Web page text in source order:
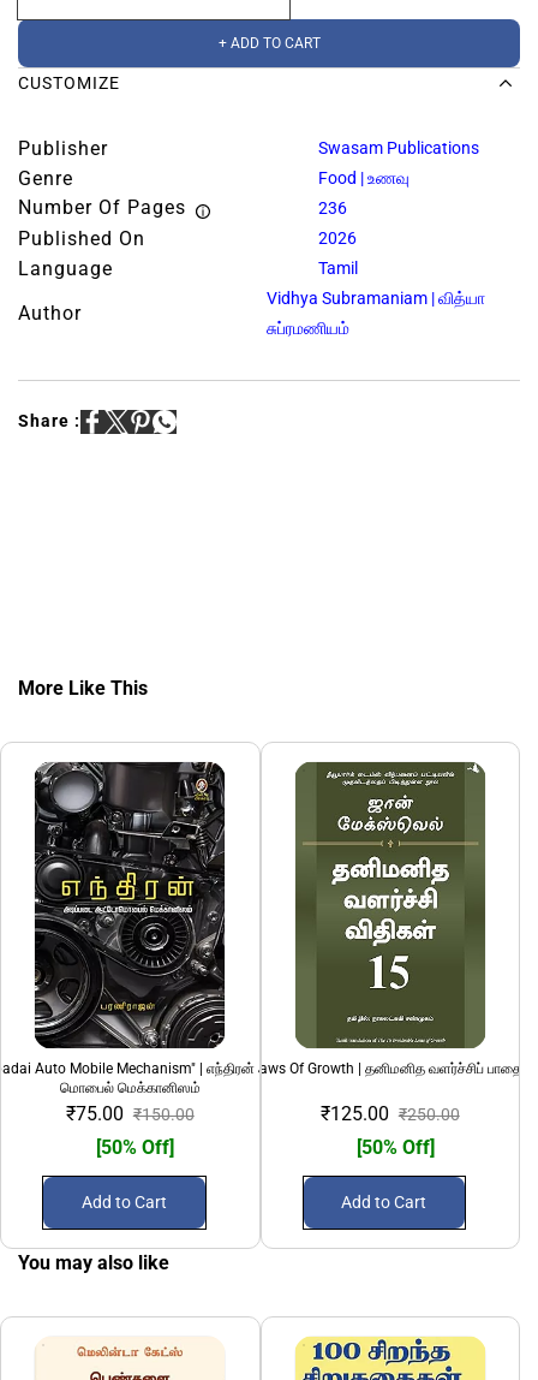
+ ADD TO CART
CUSTOMIZE
Publisher Swasam Publications
Genre Food | உணவு
Number Of Pages 236
Published On 2026
Language Tamil
Author
Vidhya Subramaniam | வித்யா
சுப்ரமணியம்
Share :
More Like This
Auto Mobile Mechanism" | எந்திரன் அடிப்படை ஆட்டோ
மொபைல் மெக்கானிஸம்
₹75.00 ₹150.00
[50% Off]
Add to Cart
15 Invaluable Laws Of Growth | தனிமனித வளர்ச்சிப்
₹125.00 ₹250.00
[50% Off]
Add to Cart
1924 Hindu
You may also like